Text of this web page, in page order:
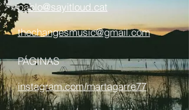
pablo@sayitloud.cat
thechangesmusic@gmail.com
PÁGINAS
instagram.com/martagarre77